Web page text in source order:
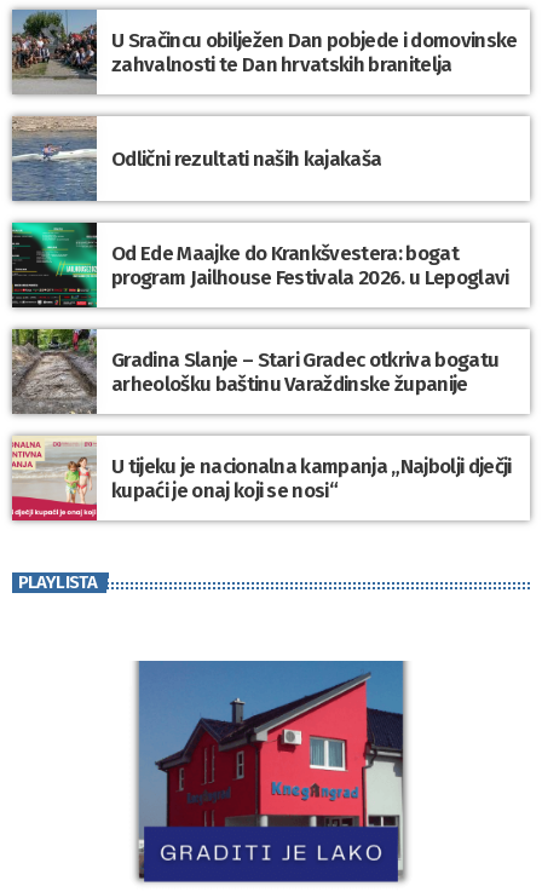
U Sračincu obilježen Dan pobjede i domovinske
zahvalnosti te Dan hrvatskih branitelja
Odlični rezultati naših kajakaša
Od Ede Maajke do Krankšvestera: bogat
program Jailhouse Festivala 2026. u Lepoglavi
Gradina Slanje – Stari Gradec otkriva bogatu
arheološku baštinu Varaždinske županije
U tijeku je nacionalna kampanja „Najbolji dječji
kupaći je onaj koji se nosi“
PLAYLISTA